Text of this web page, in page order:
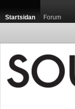
Startsidan Forum